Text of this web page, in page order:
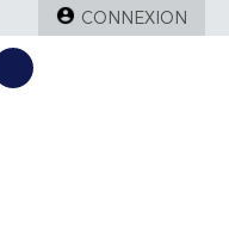
CONNEXION